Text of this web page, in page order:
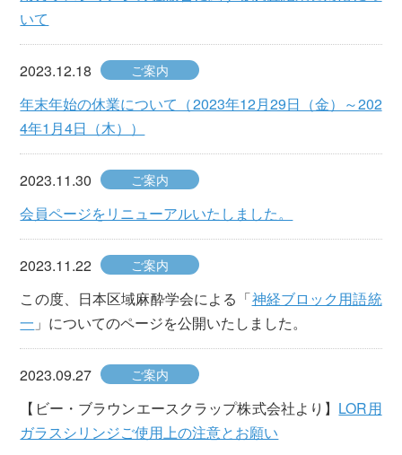
いて
2023.12.18 ご案内
年末年始の休業について（2023年12月29日（金）～202
4年1月4日（木））
2023.11.30 ご案内
会員ページをリニューアルいたしました。
2023.11.22 ご案内
この度、日本区域麻酔学会による「神経ブロック用語統
一 」についてのページを公開いたしました。
2023.09.27 ご案内
【ビー・ブラウンエースクラップ株式会社より】 LOR用
ガラスシリンジご使用上の注意とお願い